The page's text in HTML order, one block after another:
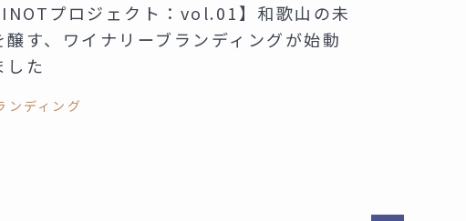
プロジェクト：vol.01】和歌山の未
醸す、ワイナリーブランディングが始動
した
ンディング